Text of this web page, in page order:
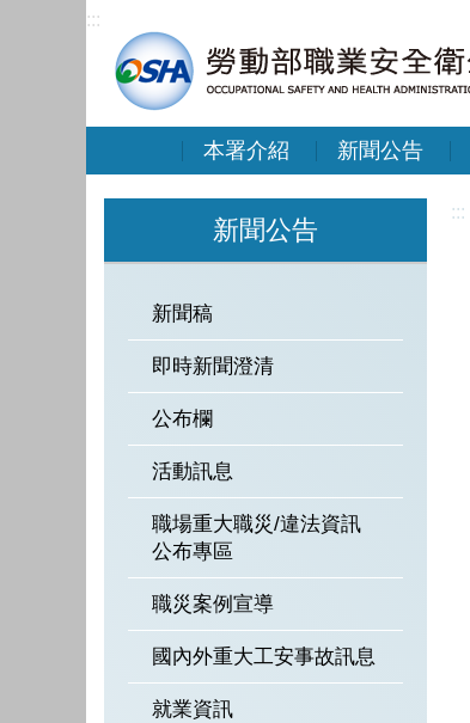
:::
本署介紹 新聞公告
新聞公告
新聞稿
即時新聞澄清
公布欄
活動訊息
職場重大職災/違法資訊
公布專區
職災案例宣導
國內外重大工安事故訊息
就業資訊
:::